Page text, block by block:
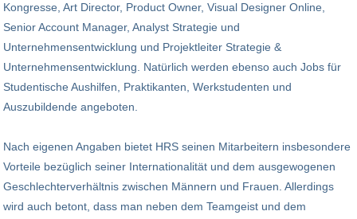
Kongresse, Art Director, Product Owner, Visual Designer Online,
Senior Account Manager, Analyst Strategie und
Unternehmensentwicklung und Projektleiter Strategie &
Unternehmensentwicklung. Natürlich werden ebenso auch Jobs für
Studentische Aushilfen, Praktikanten, Werkstudenten und
Auszubildende angeboten.
Nach eigenen Angaben bietet HRS seinen Mitarbeitern insbesondere
Vorteile bezüglich seiner Internationalität und dem ausgewogenen
Geschlechterverhältnis zwischen Männern und Frauen. Allerdings
wird auch betont, dass man neben dem Teamgeist und dem